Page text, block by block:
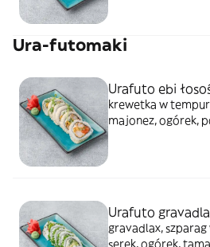
Ura-futomaki
Urafuto ebi
krewetka w
majonez, ogórek,
Urafuto
gravadlax,
serek, ogórek,